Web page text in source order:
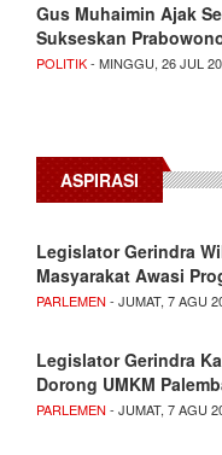
Gus Muhaimin Ajak
Sukseskan
POLITIK- MINGGU, 26 JUL
ASPIRASI
Legislator Gerindra
Masyarakat Awasi
PARLEMEN - JUMAT, 7 AGU
Legislator Gerindra
Dorong UMKM
PARLEMEN - JUMAT, 7 AGU